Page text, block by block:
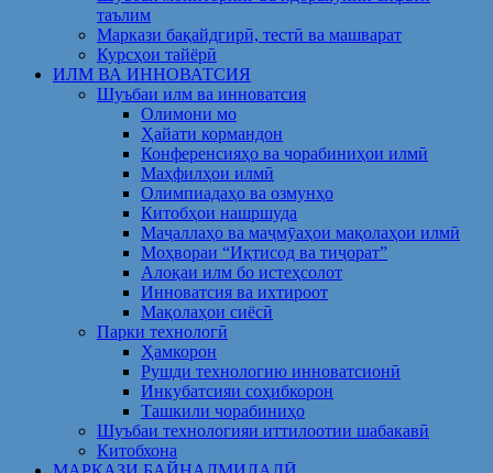
таълим
Маркази бақайдгирӣ, тестӣ ва машварат
Курсҳои тайёрӣ
ИЛМ ВА ИННОВАТСИЯ
Шуъбаи илм ва инноватсия
Олимони мо
Ҳайати кормандон
Конференсияҳо ва чорабиниҳои илмӣ
Маҳфилҳои илмӣ
Олимпиадаҳо ва озмунҳо
Китобҳои нашршуда
Маҷаллаҳо ва маҷмӯаҳои мақолаҳои илмӣ
Моҳвораи “Иқтисод ва тиҷорат”
Алоқаи илм бо истеҳсолот
Инноватсия ва ихтироот
Мақолаҳои сиёсӣ
Парки технологӣ
Ҳамкорон
Рушди технологию инноватсионӣ
Инкубатсияи соҳибкорон
Ташкили чорабиниҳо
Шуъбаи технологияи иттилоотии шабакавӣ
Китобхона